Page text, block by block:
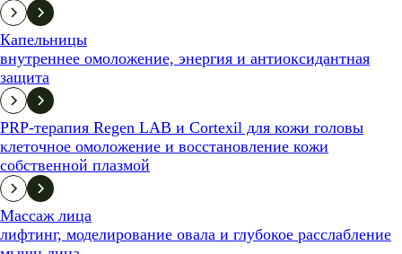
Капельницы
внутреннее омоложение, энергия и антиоксидантная
защита
PRP-терапия Regen LAB и Cortexil для кожи головы
клеточное омоложение и восстановление кожи
собственной плазмой
Массаж лица
лифтинг, моделирование овала и глубокое расслабление